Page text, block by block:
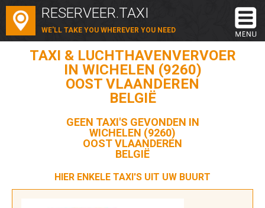
RESERVEER.TAXI
WE'LL TAKE YOU WHEREVER YOU NEED
TAXI & LUCHTHAVENVERVOER
IN WICHELEN (9260)
OOST VLAANDEREN
BELGIË
GEEN TAXI'S GEVONDEN IN
WICHELEN (9260)
OOST VLAANDEREN
BELGIË
HIER ENKELE TAXI'S UIT UW BUURT